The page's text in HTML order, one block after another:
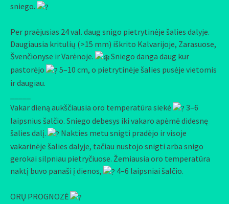
sniego.
Per praėjusias 24 val. daug snigo pietrytinėje šalies dalyje.
Daugiausia kritulių (>15 mm) iškrito Kalvarijoje, Zarasuose,
Švenčionyse ir Varėnoje.
Sniego danga daug kur
pastorėjo
5–10 cm, o pietrytinėje šalies pusėje vietomis
ir daugiau.
Vakar dieną aukščiausia oro temperatūra siekė
3–6
laipsnius šalčio. Sniego debesys iki vakaro apėmė didesnę
šalies dalį.
Nakties metu snigti pradėjo ir visoje
vakarinėje šalies dalyje, tačiau nustojo snigti arba snigo
gerokai silpniau pietryčiuose. Žemiausia oro temperatūra
naktį buvo panaši į dienos,
4–6 laipsniai šalčio.
ORŲ PROGNOZĖ